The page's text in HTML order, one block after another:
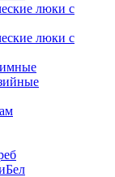
люки с
люки с